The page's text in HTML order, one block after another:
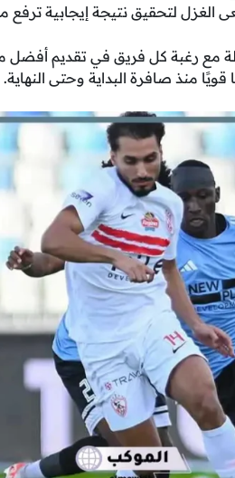
الغزل لتحقيق نتيجة إيجابية
مع رغبة كل فريق في تقديم أفضل
منذ صافرة البداية وحتى النهاية.